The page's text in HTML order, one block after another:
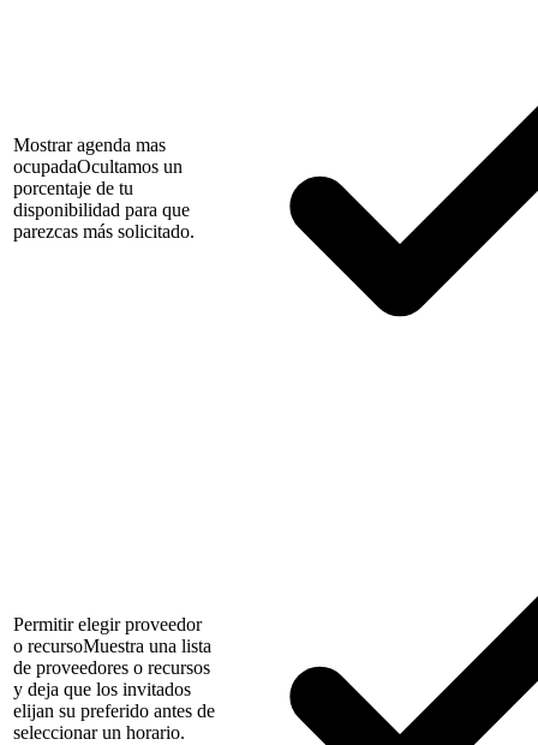
Mostrar agenda mas
ocupadaOcultamos un
porcentaje de tu
disponibilidad para que
parezcas más solicitado.
Permitir elegir proveedor
o recursoMuestra una lista
de proveedores o recursos
y deja que los invitados
elijan su preferido antes de
seleccionar un horario.